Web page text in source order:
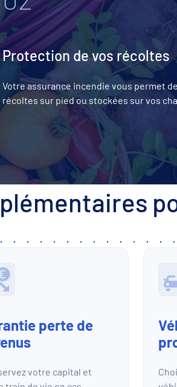
Protection de vos récoltes
Votre assurance incendie vous permet
récoltes sur pied ou stockées sur vos
perte de
votre capital et